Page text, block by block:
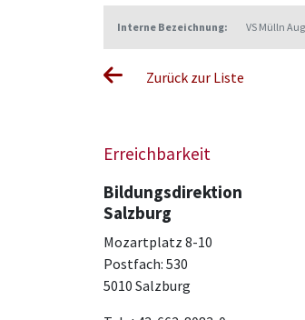
Wissenschaftsbildung
Interne Bezeichnung: VS Mülln
Zurück zur Liste
Erreichbarkeit
Bildungsdirektion
Salzburg
Mozartplatz 8-10
Postfach: 530
5010 Salzburg